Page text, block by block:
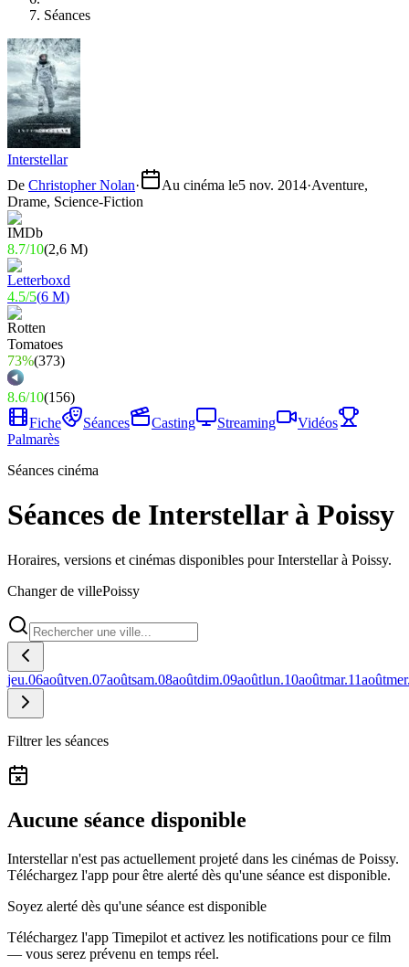
Séances
Interstellar
De Christopher Nolan· Au cinéma le5 nov. 2014·Aventure,
Drame, Science-Fiction
8.7/10(2,6 M)
4.5/5(6 M)
73%(373)
8.6/10(156)
Fiche
Séances Casting Streaming
Vidéos
Palmarès
Séances cinéma
Séances de Interstellar à Poissy
Horaires, versions et cinémas disponibles pour Interstellar à Poissy.
Changer de villePoissy
jeu.06aoûtven.07aoûtsam.08aoûtdim.09aoûtlun.10aoûtmar.11août
Filtrer les séances
Aucune séance disponible
Interstellar n'est pas actuellement projeté dans les cinémas de Poissy.
Téléchargez l'app pour être alerté dès qu'une séance est disponible.
Soyez alerté dès qu'une séance est disponible
Téléchargez l'app Timepilot et activez les notifications pour ce film
— vous serez prévenu en temps réel.